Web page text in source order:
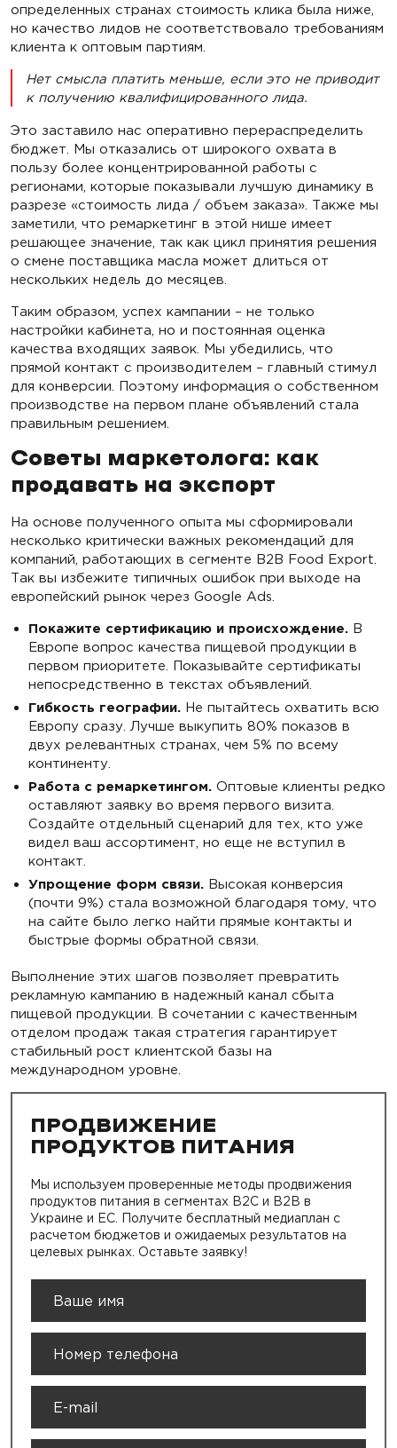
определенных странах стоимость клика была ниже,
но качество лидов не соответствовало требованиям
клиента к оптовым партиям.
Нет смысла платить меньше, если это не приводит
к получению квалифицированного лида.
Это заставило нас оперативно перераспределить
бюджет. Мы отказались от широкого охвата в
пользу более концентрированной работы с
регионами, которые показывали лучшую динамику в
разрезе «стоимость лида / объем заказа». Также мы
заметили, что ремаркетинг в этой нише имеет
решающее значение, так как цикл принятия решения
о смене поставщика масла может длиться от
нескольких недель до месяцев.
Таким образом, успех кампании – не только
настройки кабинета, но и постоянная оценка
качества входящих заявок. Мы убедились, что
прямой контакт с производителем – главный стимул
для конверсии. Поэтому информация о собственном
производстве на первом плане объявлений стала
правильным решением.
Советы маркетолога: как
продавать на экспорт
На основе полученного опыта мы сформировали
несколько критически важных рекомендаций для
компаний, работающих в сегменте B2B Food Export.
Так вы избежите типичных ошибок при выходе на
европейский рынок через Google Ads.
Покажите сертификацию и происхождение. В
Европе вопрос качества пищевой продукции в
первом приоритете. Показывайте сертификаты
непосредственно в текстах объявлений.
Гибкость географии. Не пытайтесь охватить всю
Европу сразу. Лучше выкупить 80% показов в
двух релевантных странах, чем 5% по всему
континенту.
Работа с ремаркетингом. Оптовые клиенты редко
оставляют заявку во время первого визита.
Создайте отдельный сценарий для тех, кто уже
видел ваш ассортимент, но еще не вступил в
контакт.
Упрощение форм связи. Высокая конверсия
(почти 9%) стала возможной благодаря тому, что
на сайте было легко найти прямые контакты и
быстрые формы обратной связи.
Выполнение этих шагов позволяет превратить
рекламную кампанию в надежный канал сбыта
пищевой продукции. В сочетании с качественным
отделом продаж такая стратегия гарантирует
стабильный рост клиентской базы на
международном уровне.
ПРОДВИЖЕНИЕ
ПРОДУКТОВ ПИТАНИЯ
Мы используем проверенные методы продвижения
продуктов питания в сегментах B2C и B2B в
Украине и ЕС. Получите бесплатный медиаплан с
расчетом бюджетов и ожидаемых результатов на
целевых рынках. Оставьте заявку!